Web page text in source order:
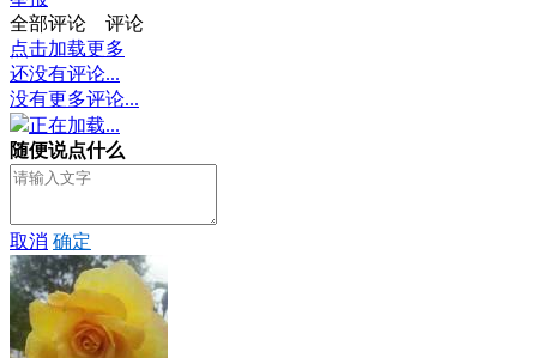
全部评论
评论
点击加载更多
还没有评论...
没有更多评论...
正在加载...
随便说点什么
取消 确定